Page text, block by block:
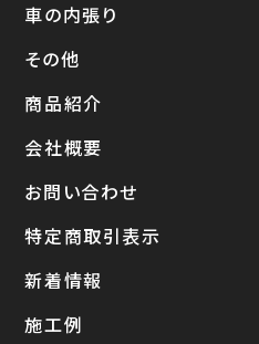
車の内張り
その他
商品紹介
会社概要
お問い合わせ
特定商取引表示
新着情報
施工例